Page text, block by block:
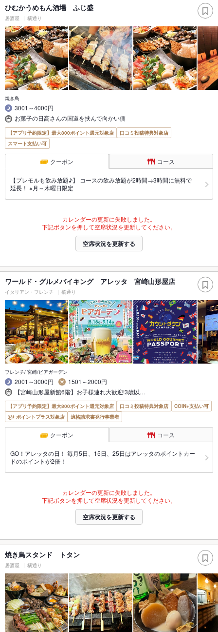
ひむかうめもん酒場 ふじ盛
居酒屋 橘通り
焼き鳥
3001～4000円
お菓子の日高さんの国道を挟んで向かい側
【アプリ予約限定】最大800ポイント還元対象店
口コミ投稿特典対象店
スマート支払い可
クーポン コース
【プレモルも飲み放題♪】 コースの飲み放題が2時間→3時間に無料で
延長！ ※月～木曜日限定
カレンダーの更新に失敗しました。
下記ボタンを押して空席状況を更新してください。
空席状況を更新する
ワールド・グルメバイキング アレッタ 宮崎山形屋店
イタリアン・フレンチ 橘通り
フレンチ/ 宮崎/ビアガーデン
2001～3000円
1501～2000円
【宮崎山形屋新館6階】お子様連れ大歓迎!3歳以…
【アプリ予約限定】最大800ポイント還元対象店 口コミ投稿特典対象店
COIN+支払い可
ポイントプラス対象店
適格請求書発行事業者
クーポン コース
GO！アレッタの日！ 毎月5日、15日、25日はアレッタのポイントカー
ドのポイントが2倍！
カレンダーの更新に失敗しました。
下記ボタンを押して空席状況を更新してください。
空席状況を更新する
焼き鳥スタンド トタン
居酒屋 橘通り